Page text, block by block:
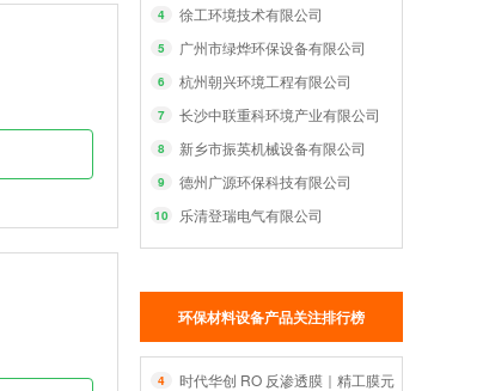
4 徐工环境技术有限公司
5 广州市绿烨环保设备有限公司
6 杭州朝兴环境工程有限公司
7 长沙中联重科环境产业有限公司
8 新乡市振英机械设备有限公司
9 德州广源环保科技有限公司
10 乐清登瑞电气有限公司
环保材料设备产品关注排行榜
4 时代华创 RO 反渗透膜｜精工膜元件，智净每一